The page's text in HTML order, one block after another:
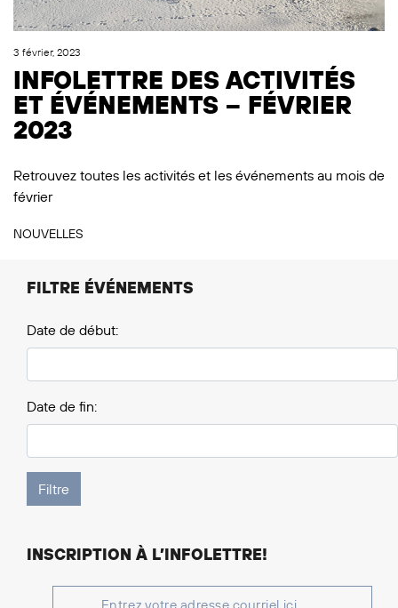
3 février, 2023
INFOLETTRE DES ACTIVITÉS
ET ÉVÉNEMENTS – FÉVRIER
2023
Retrouvez toutes les activités et les événements au mois de
février
NOUVELLES
FILTRE ÉVÉNEMENTS
Date de début:
Date de fin:
INSCRIPTION À L’INFOLETTRE!